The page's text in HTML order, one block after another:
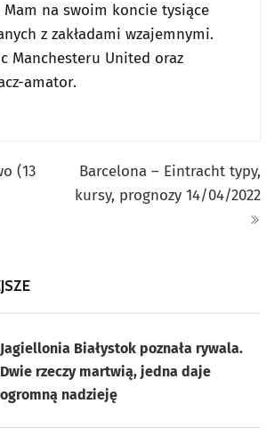
na swoim koncie tysiące
z zakładami wzajemnymi.
Manchesteru United oraz
amator.
(13
Barcelona – Eintracht typy,
kursy, prognozy 14/04/2022
Jagiellonia Białystok poznała rywala.
Dwie rzeczy martwią, jedna daje
ogromną nadzieję